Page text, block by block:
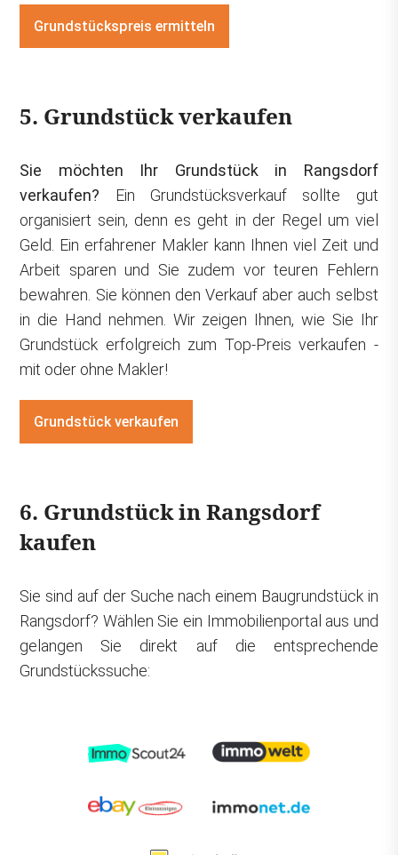
Grundstückspreis ermitteln
5. Grundstück verkaufen
Sie möchten Ihr Grundstück in Rangsdorf
verkaufen? Ein Grundstücksverkauf sollte gut
organisiert sein, denn es geht in der Regel um viel
Geld. Ein erfahrener Makler kann Ihnen viel Zeit und
Arbeit sparen und Sie zudem vor teuren Fehlern
bewahren. Sie können den Verkauf aber auch selbst
in die Hand nehmen. Wir zeigen Ihnen, wie Sie Ihr
Grundstück erfolgreich zum Top-Preis verkaufen -
mit oder ohne Makler!
Grundstück verkaufen
6. Grundstück in Rangsdorf
kaufen
Sie sind auf der Suche nach einem Baugrundstück in
Rangsdorf? Wählen Sie ein Immobilienportal aus und
gelangen Sie direkt auf die entsprechende
Grundstückssuche: